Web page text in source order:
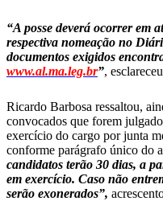
“A posse deverá ocorrer em
respectiva nomeação no
documentos exigidos
www.al.ma.leg.br”,
Ricardo Barbosa ressaltou,
convocados que forem
exercício do cargo por junta
conforme parágrafo único do
candidatos terão 30 dias, a
em exercício. Caso não
serão exonerados”,